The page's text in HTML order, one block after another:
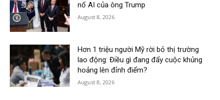
nổ AI của ông Trump
August 8, 2026
Hơn 1 triệu người Mỹ rời bỏ thị trường
lao động: Điều gì đang đẩy cuộc khủng
hoảng lên đỉnh điểm?
August 8, 2026